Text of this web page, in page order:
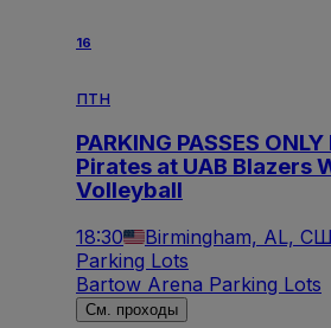
16
птн
PARKING PASSES
Pirates at UAB Blazers
Volleyball
18:30 Birmingham, AL,
Parking Lots
Bartow Arena Parking Lots
См. проходы